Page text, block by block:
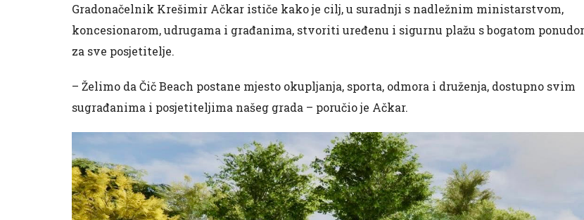
Gradonačelnik Krešimir Ačkar ističe kako je cilj, u suradnji s nadležnim ministarstvom,
koncesionarom, udrugama i građanima, stvoriti uređenu i sigurnu plažu s bogatom
za sve posjetitelje.
– Želimo da Čič Beach postane mjesto okupljanja, sporta, odmora i druženja, dostupno svim
sugrađanima i posjetiteljima našeg grada – poručio je Ačkar.